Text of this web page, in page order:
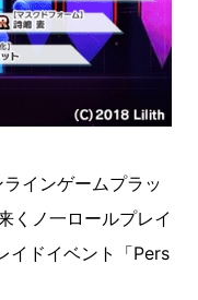
インゲームプラッ
くノ一ロールプレイ
イドイベント「Pers